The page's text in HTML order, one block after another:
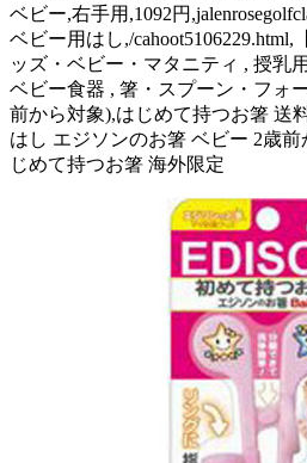
ベビー,右手用,1092円
ベビー用はし,/
ッズ・ベビー・マタニティ , 授乳
ベビー食器 , 箸・スプーン・フォ
前から対象),はじめて持つお箸 送
はし エジソンのお箸 ベビー 2歳
じめて持つお箸 海外限定